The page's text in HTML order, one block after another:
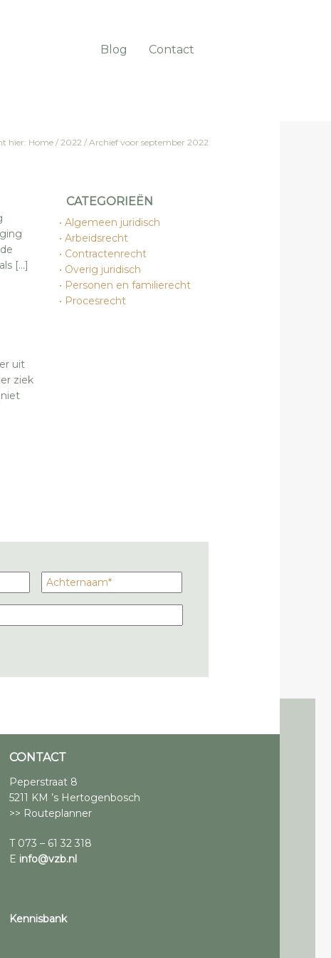
Blog Contact
hier: Home / 2022 / Archief voor september 2022
[…]
uit
ziek
CATEGORIEËN
Algemeen juridisch
Arbeidsrecht
Contractenrecht
Overig juridisch
Personen en familierecht
Procesrecht
CONTACT
Peperstraat 8
5211 KM ’s Hertogenbosch
>> Routeplanner
T 073 – 61 32 318
E info@vzb.nl
Kennisbank